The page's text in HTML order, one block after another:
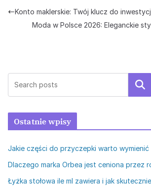
Konto maklerskie: Twój klucz do
Moda w Polsce 2026: Eleganckie
Szukaj
Ostatnie wpisy
Jakie części do przyczepki warto wymienić
Dlaczego marka Orbea jest ceniona przez
Łyżka stołowa ile ml zawiera i jak